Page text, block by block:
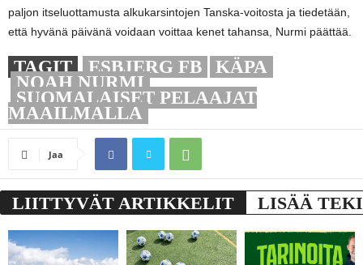
paljon itseluottamusta alkukarsintojen Tanska-voitosta ja tiedetään,
että hyvänä päivänä voidaan voittaa kenet tahansa, Nurmi päättää.
TAGIT ESBJERG FB KÄPA
NOAH NURMI
SUOMALAISET PELAAJAT
MAAILMALLA
Jaa
LIITTYVÄT ARTIKKELIT LISÄÄ